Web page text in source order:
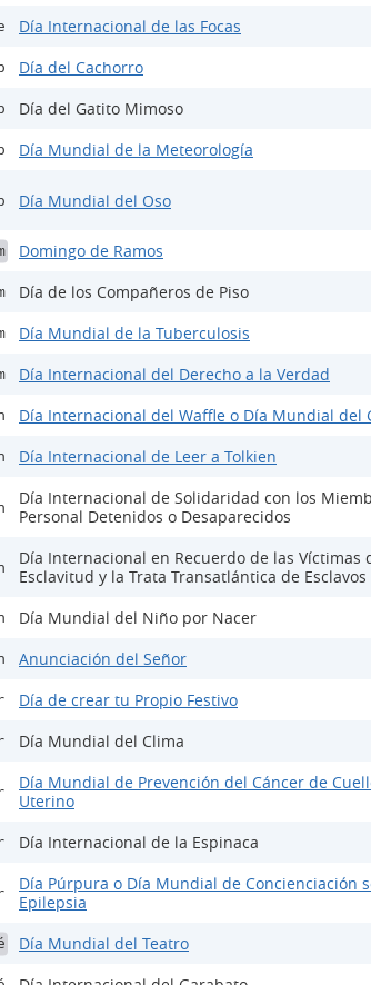
Día Internacional de las Focas
Día del Cachorro
Día del Gatito Mimoso
Día Mundial de la Meteorología
Día Mundial del Oso
Domingo de Ramos
Día de los Compañeros de Piso
Día Mundial de la Tuberculosis
Día Internacional del Derecho a la Verdad
Día Internacional del Waffle o Día Mundial del
Día Internacional de Leer a Tolkien
Día Internacional de Solidaridad con los
Personal Detenidos o Desaparecidos
Día Internacional en Recuerdo de las Víctimas
Esclavitud y la Trata Transatlántica de Esclavos
Día Mundial del Niño por Nacer
Anunciación del Señor
Día de crear tu Propio Festivo
Día Mundial del Clima
Día Mundial de Prevención del Cáncer de
Uterino
Día Internacional de la Espinaca
Día Púrpura o Día Mundial de Concienciación
Epilepsia
Día Mundial del Teatro